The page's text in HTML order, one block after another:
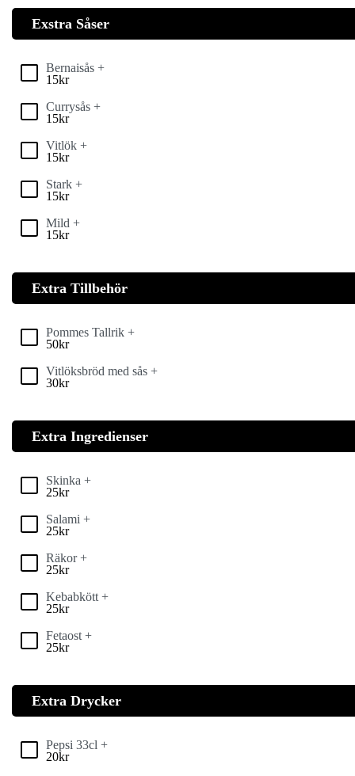
Exstra Såser
Bernaisås +
15kr
Currysås +
15kr
Vitlök +
15kr
Stark +
15kr
Mild +
15kr
Extra Tillbehör
Pommes Tallrik +
50kr
Vitlöksbröd med sås +
30kr
Extra Ingredienser
Skinka +
25kr
Salami +
25kr
Räkor +
25kr
Kebabkött +
25kr
Fetaost +
25kr
Extra Drycker
Pepsi 33cl +
20kr